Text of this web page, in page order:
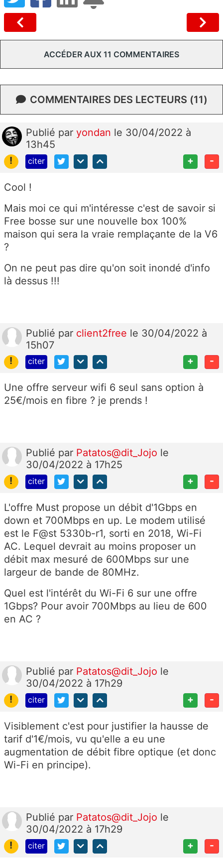
ACCÉDER AUX 11 COMMENTAIRES
COMMENTAIRES DES LECTEURS (11)
Publié par yondan le 30/04/2022 à
13h45
!
citer + -
Cool !
Mais moi ce qui m'intéresse c'est de savoir si
Free bosse sur une nouvelle box 100%
maison qui sera la vraie remplaçante de la V6
?
On ne peut pas dire qu'on soit inondé d'info
là dessus !!!
Publié par client2free le 30/04/2022 à
15h07
!
citer + -
Une offre serveur wifi 6 seul sans option à
25€/mois en fibre ? je prends !
Publié par Patatos@dit_Jojo le
30/04/2022 à 17h25
!
citer + -
L'offre Must propose un débit d'1Gbps en
down et 700Mbps en up. Le modem utilisé
est le F@st 5330b-r1, sorti en 2018, Wi-Fi
AC. Lequel devrait au moins proposer un
débit max mesuré de 600Mbps sur une
largeur de bande de 80MHz.
Quel est l'intérêt du Wi-Fi 6 sur une offre
1Gbps? Pour avoir 700Mbps au lieu de 600
en AC ?
Publié par Patatos@dit_Jojo le
30/04/2022 à 17h29
!
citer + -
Visiblement c'est pour justifier la hausse de
tarif d'1€/mois, vu qu'elle a eu une
augmentation de débit fibre optique (et donc
Wi-Fi en principe).
Publié par Patatos@dit_Jojo le
30/04/2022 à 17h29
!
citer + -